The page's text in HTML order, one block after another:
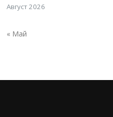
Август 2026
« Май